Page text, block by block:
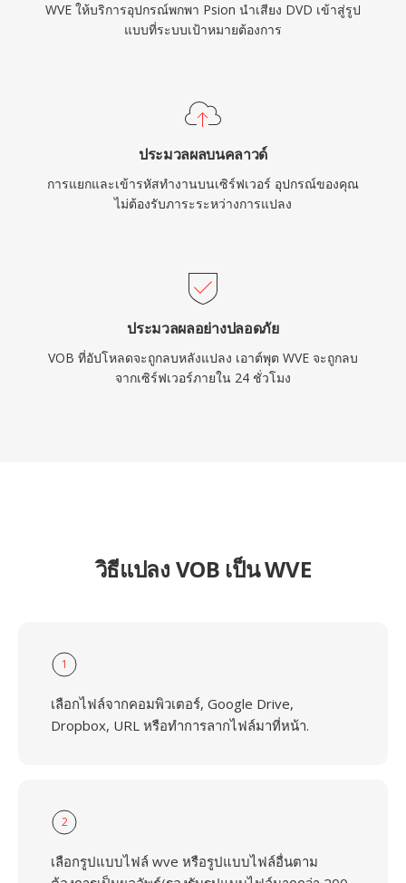
WVE ให้บริการอุปกรณ์พกพา Psion นำเสียง DVD เข้าสู่รูป
แบบที่ระบบเป้าหมายต้องการ
ประมวลผลบนคลาวด์
การแยกและเข้ารหัสทำงานบนเซิร์ฟเวอร์ อุปกรณ์ของคุณ
ไม่ต้องรับภาระระหว่างการแปลง
ประมวลผลอย่างปลอดภัย
VOB ที่อัปโหลดจะถูกลบหลังแปลง เอาต์พุต WVE จะถูกลบ
จากเซิร์ฟเวอร์ภายใน 24 ชั่วโมง
วิธีแปลง VOB เป็น WVE
1
เลือกไฟล์จากคอมพิวเตอร์, Google Drive,
Dropbox, URL หรือทำการลากไฟล์มาที่หน้า.
2
เลือกรูปแบบไฟล์ wve หรือรูปแบบไฟล์อื่นตาม